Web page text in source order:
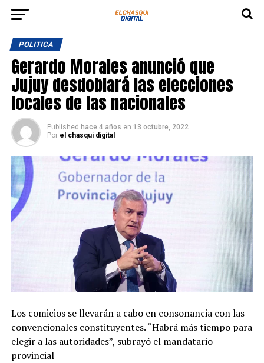
POLITICA
Gerardo Morales anunció que
Jujuy desdoblará las elecciones
locales de las nacionales
Published hace 4 años en 13 octubre, 2022
Por el chasqui digital
Los comicios se llevarán a cabo en consonancia con las
convencionales constituyentes. “Habrá más tiempo para
elegir a las autoridades”, subrayó el mandatario
provincial